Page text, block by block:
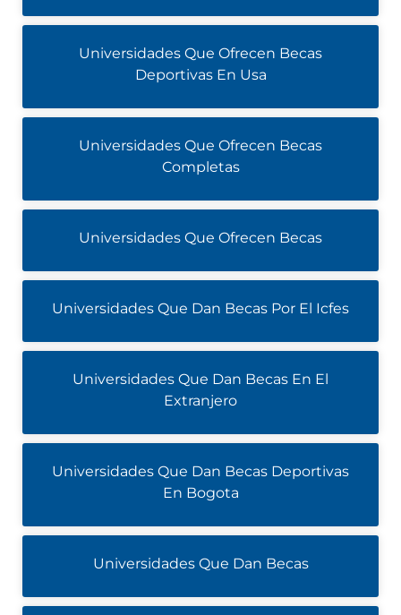
Universidades Que Ofrecen Becas
Deportivas En Usa
Universidades Que Ofrecen Becas
Completas
Universidades Que Ofrecen Becas
Universidades Que Dan Becas Por El Icfes
Universidades Que Dan Becas En El
Extranjero
Universidades Que Dan Becas Deportivas
En Bogota
Universidades Que Dan Becas